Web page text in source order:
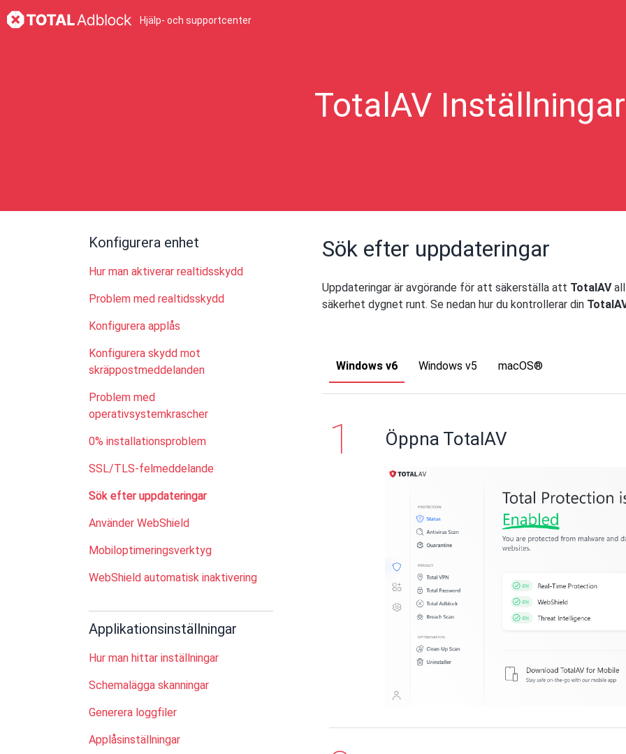
Hjälp- och supportcenter
TotalAV Inställningar
Konfigurera enhet
Hur man aktiverar realtidsskydd
Problem med realtidsskydd
Konfigurera applås
Konfigurera skydd mot
skräppostmeddelanden
Problem med
operativsystemkrascher
0% installationsproblem
SSL/TLS-felmeddelande
Sök efter uppdateringar
Använder WebShield
Mobiloptimeringsverktyg
WebShield automatisk inaktivering
Applikationsinställningar
Hur man hittar inställningar
Schemalägga skanningar
Generera loggfiler
Applåsinställningar
Sök efter uppdateringar
Uppdateringar är avgörande för att säkerställa att TotalAV
säkerhet dygnet runt. Se nedan hur du kontrollerar din
Windows v6 Windows v5 macOS®
Öppna TotalAV